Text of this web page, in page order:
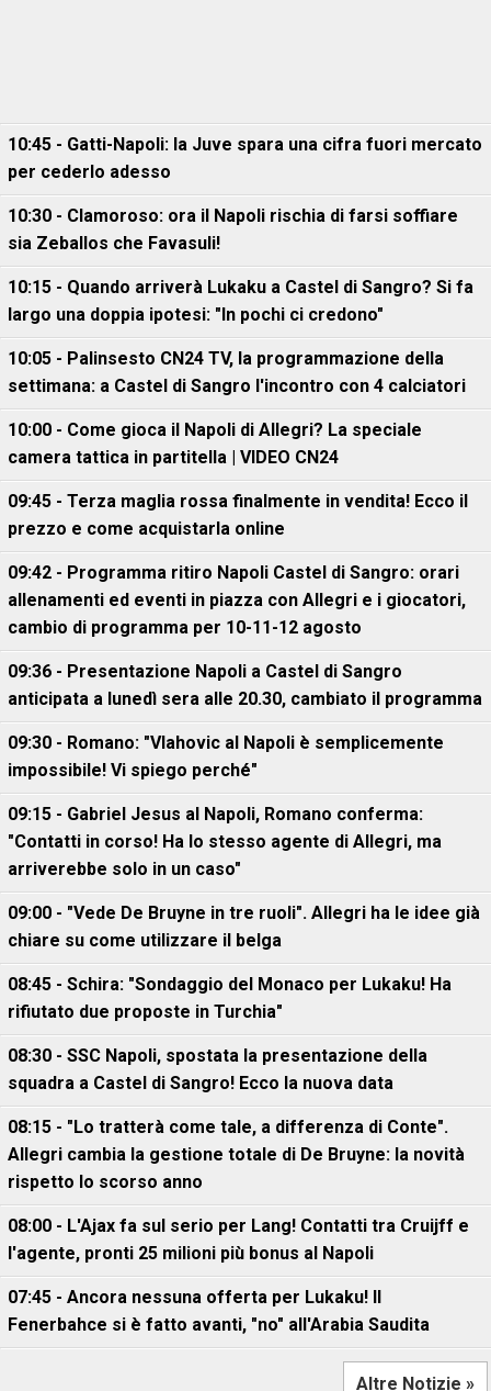
10:45 - Gatti-Napoli: la Juve spara una cifra fuori mercato
per cederlo adesso
10:30 - Clamoroso: ora il Napoli rischia di farsi soffiare
sia Zeballos che Favasuli!
10:15 - Quando arriverà Lukaku a Castel di Sangro? Si fa
largo una doppia ipotesi: "In pochi ci credono"
10:05 - Palinsesto CN24 TV, la programmazione della
settimana: a Castel di Sangro l'incontro con 4 calciatori
10:00 - Come gioca il Napoli di Allegri? La speciale
camera tattica in partitella | VIDEO CN24
09:45 - Terza maglia rossa finalmente in vendita! Ecco il
prezzo e come acquistarla online
09:42 - Programma ritiro Napoli Castel di Sangro: orari
allenamenti ed eventi in piazza con Allegri e i giocatori,
cambio di programma per 10-11-12 agosto
09:36 - Presentazione Napoli a Castel di Sangro
anticipata a lunedì sera alle 20.30, cambiato il programma
09:30 - Romano: "Vlahovic al Napoli è semplicemente
impossibile! Vi spiego perché"
09:15 - Gabriel Jesus al Napoli, Romano conferma:
"Contatti in corso! Ha lo stesso agente di Allegri, ma
arriverebbe solo in un caso"
09:00 - "Vede De Bruyne in tre ruoli". Allegri ha le idee già
chiare su come utilizzare il belga
08:45 - Schira: "Sondaggio del Monaco per Lukaku! Ha
rifiutato due proposte in Turchia"
08:30 - SSC Napoli, spostata la presentazione della
squadra a Castel di Sangro! Ecco la nuova data
08:15 - "Lo tratterà come tale, a differenza di Conte".
Allegri cambia la gestione totale di De Bruyne: la novità
rispetto lo scorso anno
08:00 - L'Ajax fa sul serio per Lang! Contatti tra Cruijff e
l'agente, pronti 25 milioni più bonus al Napoli
07:45 - Ancora nessuna offerta per Lukaku! Il
Fenerbahce si è fatto avanti, "no" all'Arabia Saudita
Altre Notizie »